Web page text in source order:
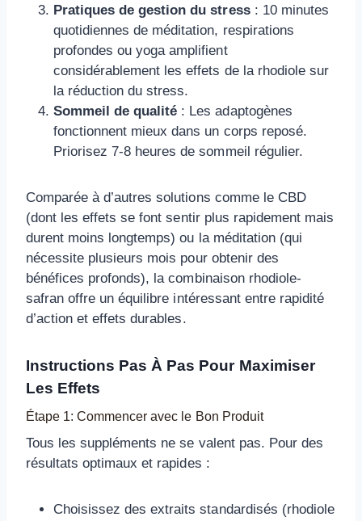
Pratiques de gestion du stress: 10 minutes
quotidiennes de méditation, respirations
profondes ou yoga amplifient
considérablement les effets de la rhodiole sur
la réduction du stress.
Sommeil de qualité : Les adaptogènes
fonctionnent mieux dans un corps reposé.
Priorisez 7-8 heures de sommeil régulier.
Comparée à d’autres solutions comme le CBD
(dont les effets se font sentir plus rapidement mais
durent moins longtemps) ou la méditation (qui
nécessite plusieurs mois pour obtenir des
bénéfices profonds), la combinaison rhodiole-
safran offre un équilibre intéressant entre rapidité
d’action et effets durables.
Instructions Pas À Pas Pour Maximiser
Les Effets
Étape 1: Commencer avec le Bon Produit
Tous les suppléments ne se valent pas. Pour des
résultats optimaux et rapides :
Choisissez des extraits standardisés (rhodiole